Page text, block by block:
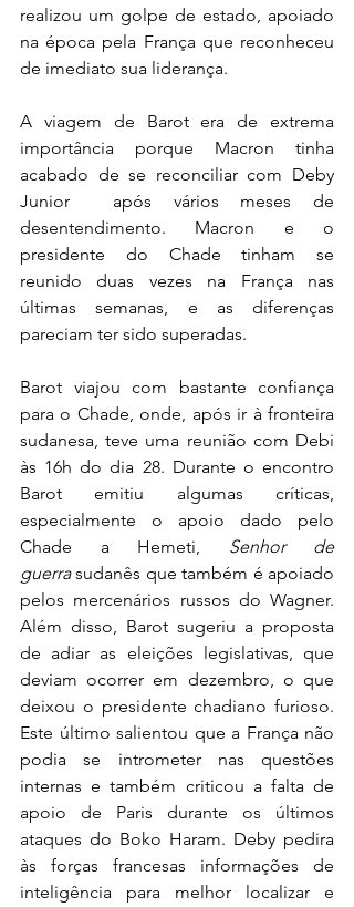
realizou um golpe de estado, apoiado
na época pela França que reconheceu
de imediato sua liderança.
A viagem de Barot era de extrema
importância porque Macron tinha
acabado de se reconciliar com Deby
Junior  após vários meses de
desentendimento. Macron e o
presidente do Chade tinham se
reunido duas vezes na França nas
últimas semanas, e as diferenças
pareciam ter sido superadas.
Barot viajou com bastante confiança
para o Chade, onde, após ir à fronteira
sudanesa, teve uma reunião com Debi
às 16h do dia 28. Durante o encontro
Barot emitiu algumas críticas,
especialmente o apoio dado pelo
Chade a Hemeti, Senhor de
guerra sudanês que também é apoiado
pelos mercenários russos do Wagner.
Além disso, Barot sugeriu a proposta
de adiar as eleições legislativas, que
deviam ocorrer em dezembro, o que
deixou o presidente chadiano furioso.
Este último salientou que a França não
podia se intrometer nas questões
internas e também criticou a falta de
apoio de Paris durante os últimos
ataques do Boko Haram. Deby pedira
às forças francesas informações de
inteligência para melhor localizar e